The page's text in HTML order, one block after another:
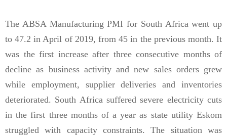
The ABSA Manufacturing PMI for South Africa went up
to 47.2 in April of 2019, from 45 in the previous month. It
was the first increase after three consecutive months of
decline as business activity and new sales orders grew
while employment, supplier deliveries and inventories
deteriorated. South Africa suffered severe electricity cuts
in the first three months of a year as state utility Eskom
struggled with capacity constraints. The situation was